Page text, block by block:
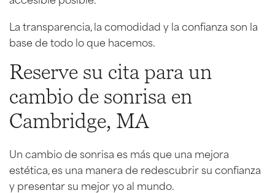
La transparencia, la comodidad y la confianza son la
base de todo lo que hacemos.
Reserve su cita para un
cambio de sonrisa en
Cambridge, MA
Un cambio de sonrisa es más que una mejora
estética, es una manera de redescubrir su confianza
y presentar su mejor yo al mundo.